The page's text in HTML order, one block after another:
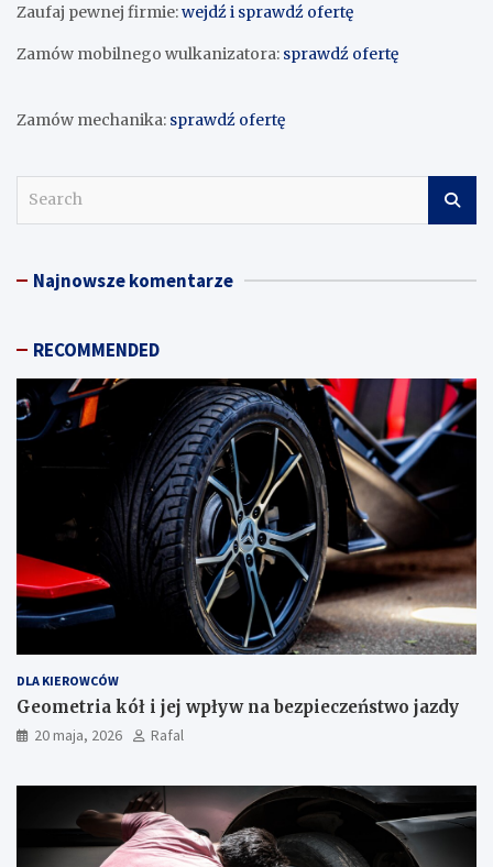
Zaufaj pewnej firmie:wejdź i sprawdź ofertę
Zamów mobilnego wulkanizatora: sprawdź ofertę
Zamów mechanika: sprawdź ofertę
c Najnowsze komentarze
RECOMMENDED
DLA KIEROWCÓW
Geometria kół i jej wpływ na bezpieczeństwo jazdy
20 maja, 2026 Rafal